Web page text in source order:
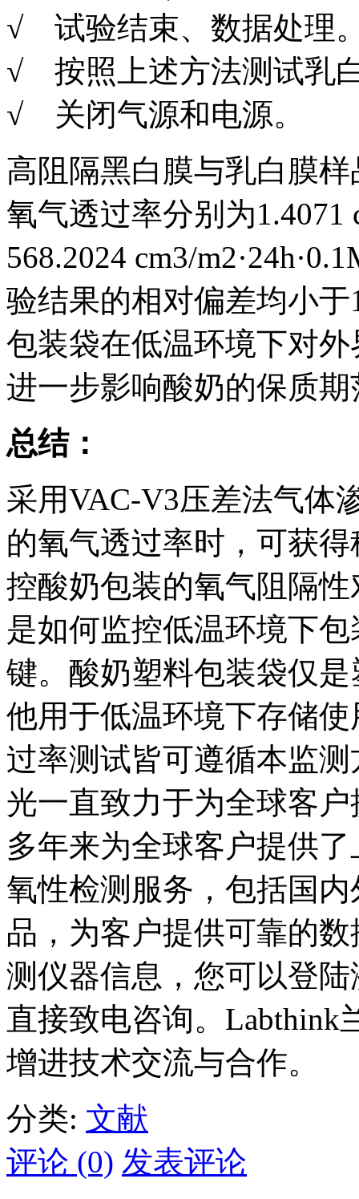
√ 试验结束、数据处理
√ 按照上述方法测试乳
√ 关闭气源和电源。
高阻隔黑白膜与乳白膜
氧气透过率分别为1.4071
568.2024 cm3/
验结果的相对偏差均小
包装袋在低温环境下对
进一步影响酸奶的保质期
总结：
采用VAC-V3压差法气体
的氧气透过率时，可获
控酸奶包装的氧气阻隔
是如何监控低温环境下
键。酸奶塑料包装袋仅
他用于低温环境下存储
过率测试皆可遵循本监
光一直致力于为全球客
多年来为全球客户提供
氧性检测服务，包括国
品，为客户提供可靠的
测仪器信息，您可以登陆
直接致电咨询。Labthink
增进技术交流与合作。
分类: 文献
评论 (0) 发表评论